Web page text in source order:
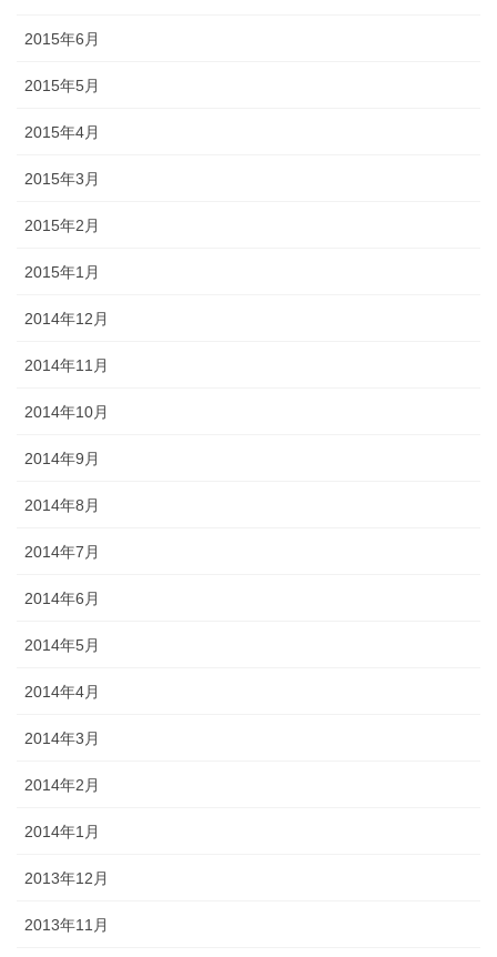
2015年6月
2015年5月
2015年4月
2015年3月
2015年2月
2015年1月
2014年12月
2014年11月
2014年10月
2014年9月
2014年8月
2014年7月
2014年6月
2014年5月
2014年4月
2014年3月
2014年2月
2014年1月
2013年12月
2013年11月